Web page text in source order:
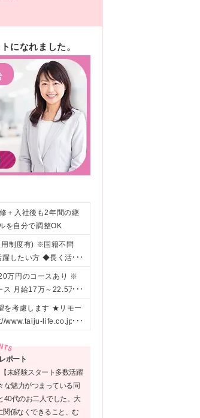
になれました。
＋入社後も2年間の継
を自分で調整OK
制度有) ※国籍不問
躍したい方 ◆長く活躍
張りはきちんと評価
万円のコースあり ※
ス 月給17万～22.5万円
たす場合 ※詳細は面
早い段階から実践的
に入社時に決定され
固定給の割合が大き
を考慮します ★リモー
www.taiju-life.co.jp/lc
！ *********************
京都港区東新橋1-5-
ポート
未経験スタート多数活躍
な魅力がつまっている同
40代のお二人でした。大
関係なくできること、む